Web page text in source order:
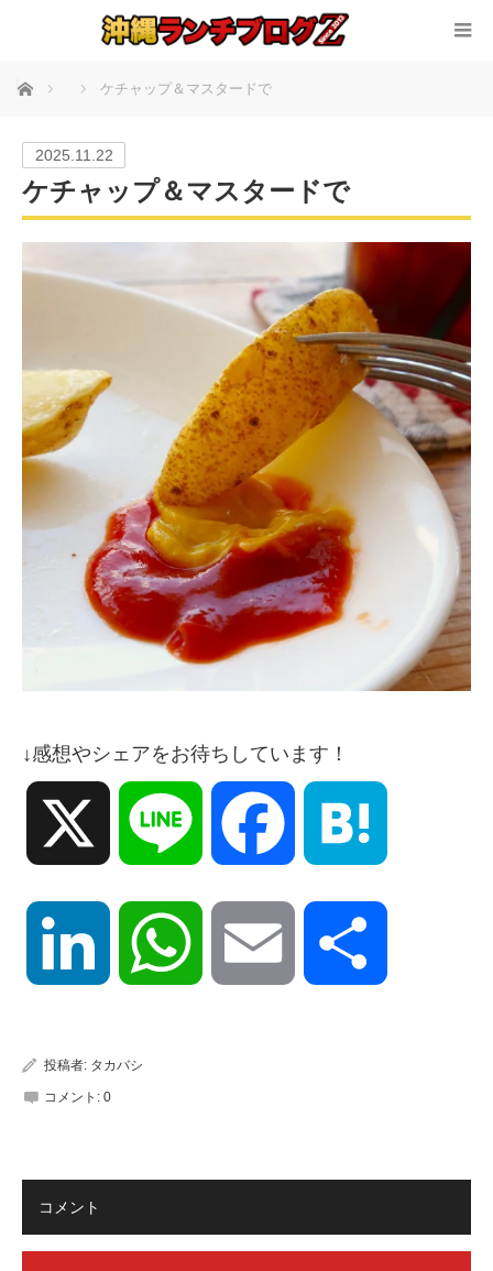
ホーム ケチャップ＆マスタードで
2025.11.22
ケチャップ＆マスタードで
↓感想やシェアをお待ちしています！
Line Facebook
LinkedIn WhatsApp Email
投稿者: タカバシ
コメント: 0
コメント